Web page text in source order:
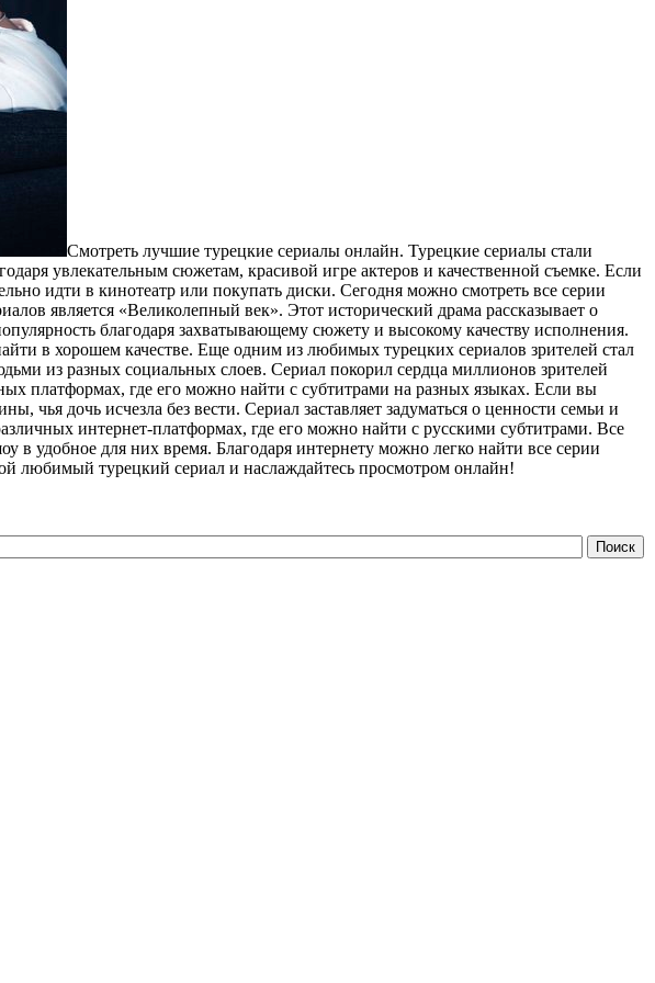
Смoтрeть лучшиe турeцкиe сериалы онлайн. Турецкие сериалы стали
увлекательным сюжетам, красивой игре актеров и качественной съемке. Если
идти в кинотеатр или покупать диски. Сегодня можно смотреть все серии
является «Великолепный век». Этот исторический драма рассказывает о
благодаря захватывающему сюжету и высокому качеству исполнения.
в хорошем качестве. Еще одним из любимых турецких сериалов зрителей стал
из разных социальных слоев. Сериал покорил сердца миллионов зрителей
платформах, где его можно найти с субтитрами на разных языках. Если вы
дочь исчезла без вести. Сериал заставляет задуматься о ценности семьи и
интернет-платформах, где его можно найти с русскими субтитрами. Все
в удобное для них время. Благодаря интернету можно легко найти все серии
любимый турецкий сериал и наслаждайтесь просмотром онлайн!